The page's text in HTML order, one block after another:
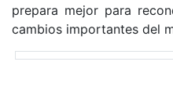
prepara mejor para
cambios importantes del